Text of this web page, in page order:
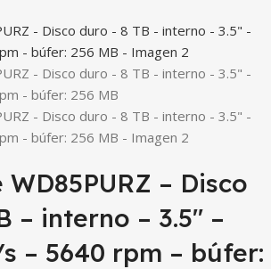
– Disco
– interno – 3.5″ –
– 5640 rpm – búfer: